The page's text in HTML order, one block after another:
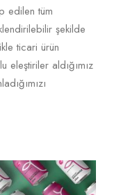
edilen tüm
şekilde
ticari ürün
eleştiriler aldığımız